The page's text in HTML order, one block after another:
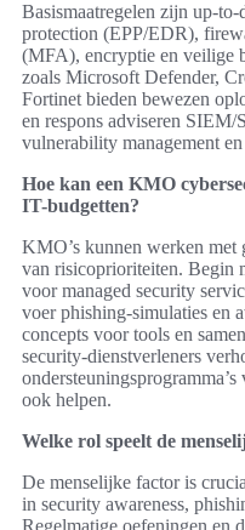
Basismaatregelen zijn up-
protection (EPP/EDR),
(MFA), encryptie en veilige
zoals Microsoft Defender,
Fortinet bieden bewezen
en respons adviseren
vulnerability management en
Hoe kan een KMO
IT-budgetten?
KMO’s kunnen werken met
van risicoprioriteiten. Begin
voor managed security
voer phishing-simulaties en
concepts voor tools en
security-dienstverleners
ook helpen.
Welke rol speelt de
De menselijke factor is
in security awareness,